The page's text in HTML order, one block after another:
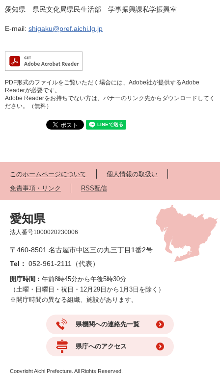
愛知県 県民文化局県民生活部 学事振興課私学振興室
E-mail: shigaku@pref.aichi.lg.jp
PDF形式のファイルをご覧いただく場合には、Adobe社が提供するAdobe
Readerが必要です。
Adobe Readerをお持ちでない方は、バナーのリンク先からダウンロードしてく
ださい。（無料）
このホームページについて
個人情報の取扱い
免責事項・リンク
RSS配信
愛知県
法人番号1000020230006
〒460-8501 名古屋市中区三の丸三丁目1番2号
Tel： 052-961-2111（代表）
開庁時間： 午前8時45分から午後5時30分
（土曜・日曜日・祝日・12月29日から1月3日を除く）
※開庁時間の異なる組織、施設があります。
県機関への連絡先一覧
県庁へのアクセス
Copyright Aichi Prefecture. All Rights Reserved.